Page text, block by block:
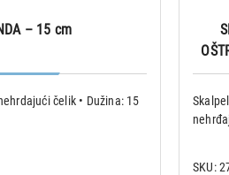
– 15 cm
čelik • Dužina: 15
SKU: